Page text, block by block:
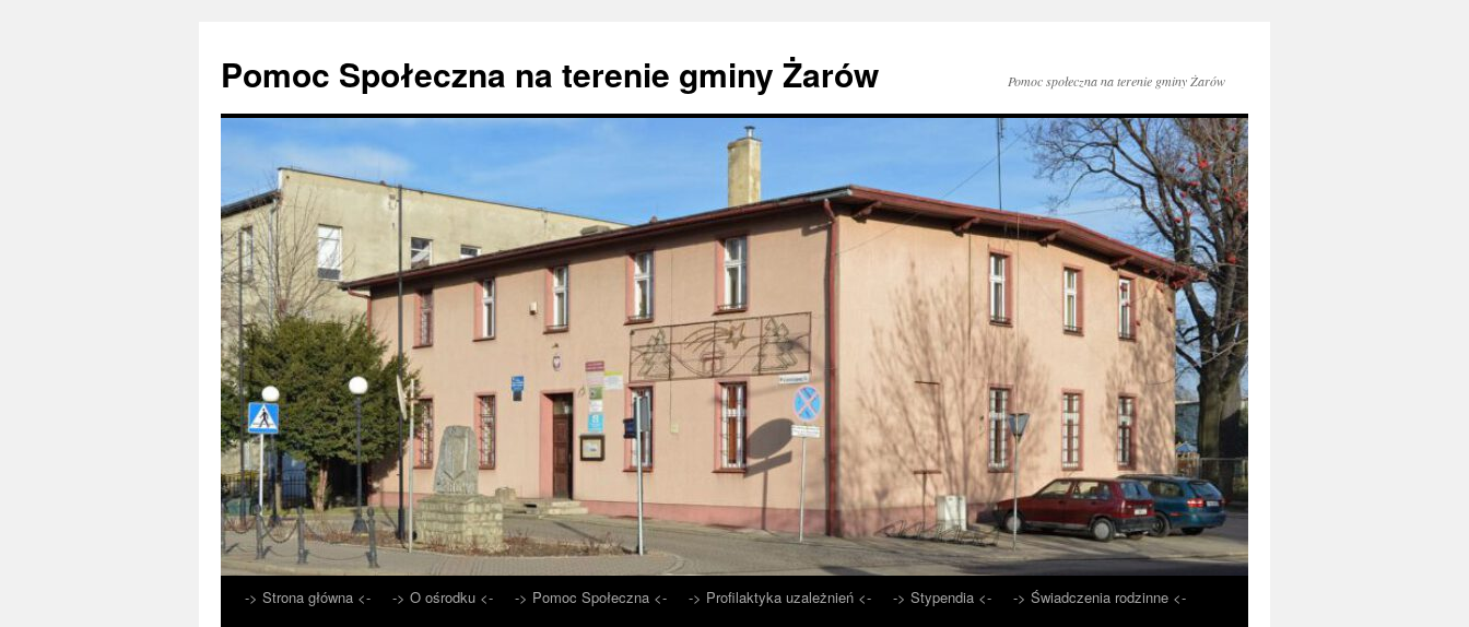
Pomoc Społeczna na terenie gminy Żarów Pomoc społeczna na terenie gminy Żarów
Przejdź
-> Strona główna <- -> O ośrodku <- -> Pomoc Społeczna <- -> Profilaktyka uzależnień <- -> Stypendia <-
-> Świadczenia rodzinne <-